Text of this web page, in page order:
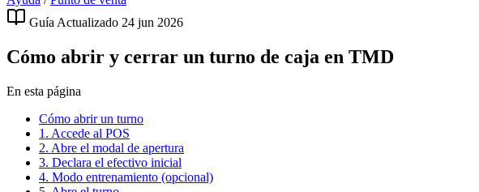
Guía Actualizado 24 jun 2026
Cómo abrir y cerrar un turno de caja en TMD
En esta página
Cómo abrir un turno
1. Accede al POS
2. Abre el modal de apertura
3. Declara el efectivo inicial
4. Modo entrenamiento (opcional)